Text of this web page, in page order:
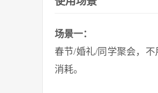
场景一：
春节/婚礼/同学聚会，
消耗。